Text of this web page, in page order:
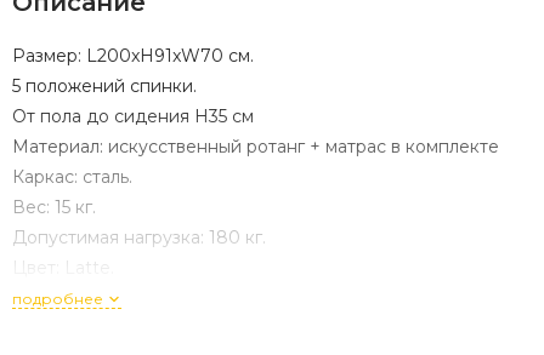
Размер: L200xH91xW70 см.
5 положений спинки.
От пола до сидения H35 см
Материал: искусственный ротанг + матрас в комплекте
Каркас: сталь.
Вес: 15 кг.
Допустимая нагрузка: 180 кг.
Цвет: Latte.
подробнее